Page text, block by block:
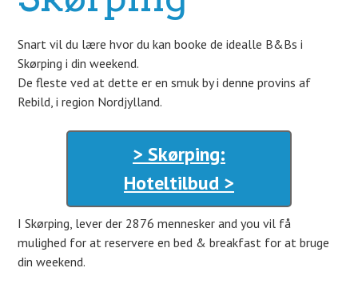
Snart vil du lære hvor du kan booke de idealle B&Bs i
Skørping i din weekend.
De fleste ved at dette er en smuk by i denne provins af
Rebild, i region Nordjylland.
> Skørping:
Hoteltilbud >
I Skørping, lever der 2876 mennesker and you vil få
mulighed for at reservere en bed & breakfast for at bruge
din weekend.